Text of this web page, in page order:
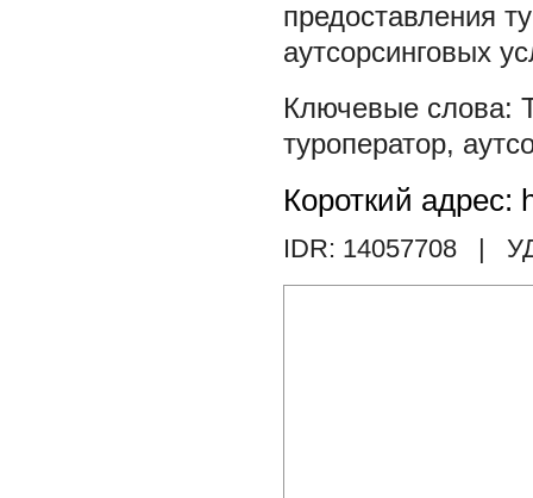
предоставления
аутсорсинговых
туроператор,
Короткий адрес:
IDR: 14057708 |